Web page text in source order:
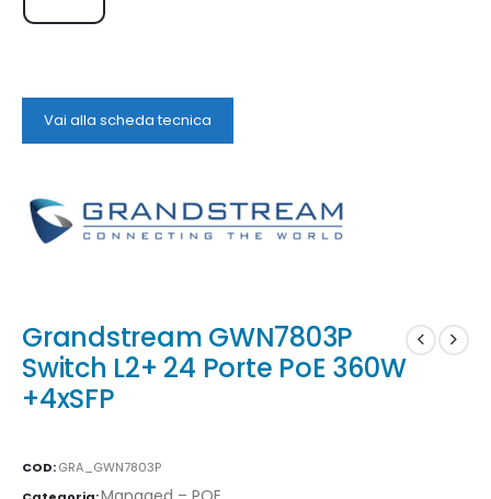
Vai alla scheda tecnica
Grandstream GWN7803P
Switch L2+ 24 Porte PoE 360W
+4xSFP
COD:GRA_GWN7803P